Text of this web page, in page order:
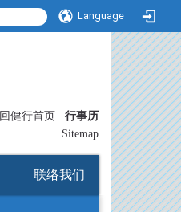
Language
回健行首页
行事历
Sitemap
联络我们